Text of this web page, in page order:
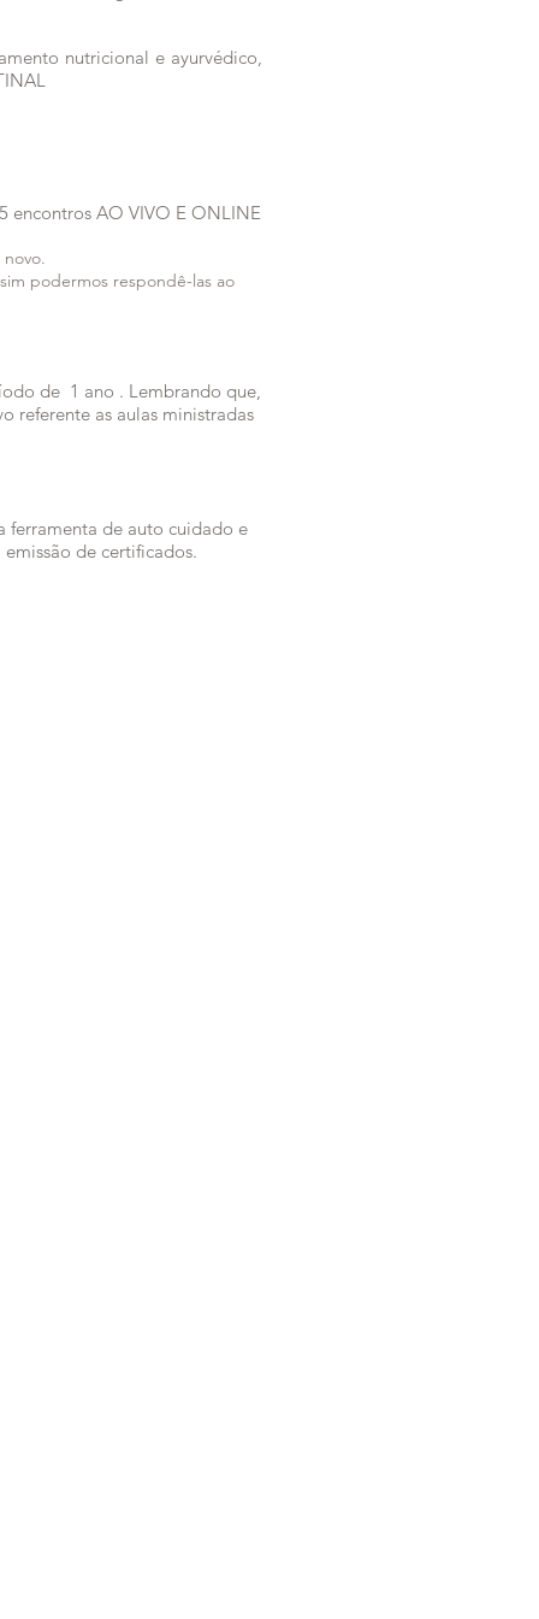
nutricional e ayurvédico,
encontros AO VIVO E ONLINE
podermos respondê-las ao
de 1 ano . Lembrando que,
referente as aulas ministradas
ferramenta de auto cuidado e
de certificados.